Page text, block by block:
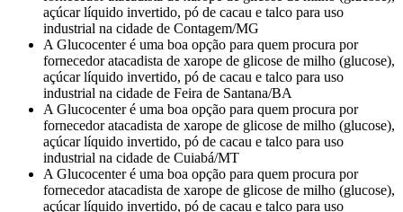
açúcar líquido invertido, pó de cacau e talco para uso
industrial na cidade de Contagem/MG
A Glucocenter é uma boa opção para quem procura por
fornecedor atacadista de xarope de glicose de milho (glucose),
açúcar líquido invertido, pó de cacau e talco para uso
industrial na cidade de Feira de Santana/BA
A Glucocenter é uma boa opção para quem procura por
fornecedor atacadista de xarope de glicose de milho (glucose),
açúcar líquido invertido, pó de cacau e talco para uso
industrial na cidade de Cuiabá/MT
A Glucocenter é uma boa opção para quem procura por
fornecedor atacadista de xarope de glicose de milho (glucose),
açúcar líquido invertido, pó de cacau e talco para uso